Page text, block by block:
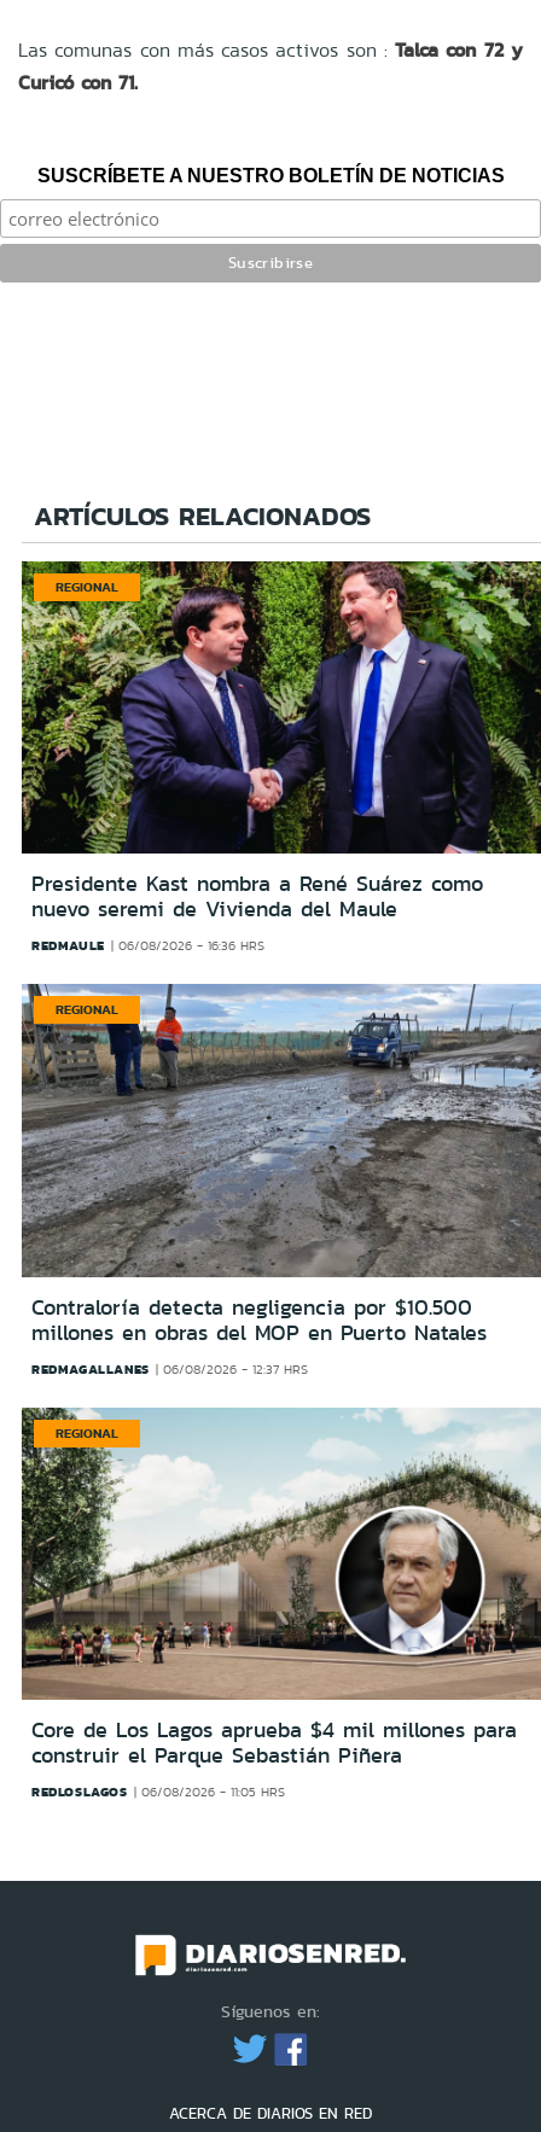
Las comunas con más casos activos son :Talca con 72 y
Curicó con 71.
SUSCRÍBETE A NUESTRO BOLETÍN DE NOTICIAS
ARTÍCULOS RELACIONADOS
REGIONAL
Presidente Kast nombra a René Suárez como
nuevo seremi de Vivienda del Maule
REDMAULE 06/08/2026 - 16:36 HRS
REGIONAL
Contraloría detecta negligencia por $10.500
millones en obras del MOP en Puerto Natales
REDMAGALLANES 06/08/2026 - 12:37 HRS
REGIONAL
Core de Los Lagos aprueba $4 mil millones para
construir el Parque Sebastián Piñera
REDLOSLAGOS 06/08/2026 - 11:05 HRS
Síguenos en:
ACERCA DE DIARIOS EN RED